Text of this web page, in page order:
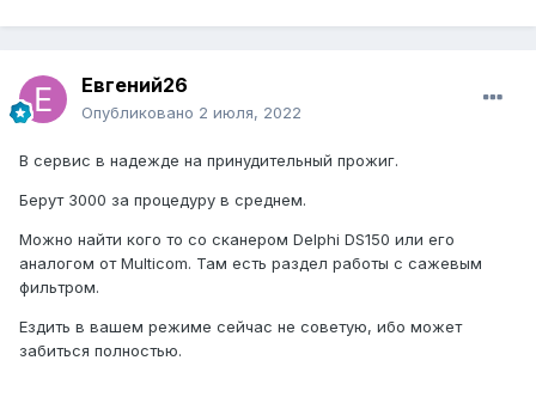
Евгений26
Опубликовано 2 июля, 2022
В сервис в надежде на принудительный прожиг.
Берут 3000 за процедуру в среднем.
Можно найти кого то со сканером Delphi DS150 или его
аналогом от Multicom. Там есть раздел работы с сажевым
фильтром.
Ездить в вашем режиме сейчас не советую, ибо может
забиться полностью.